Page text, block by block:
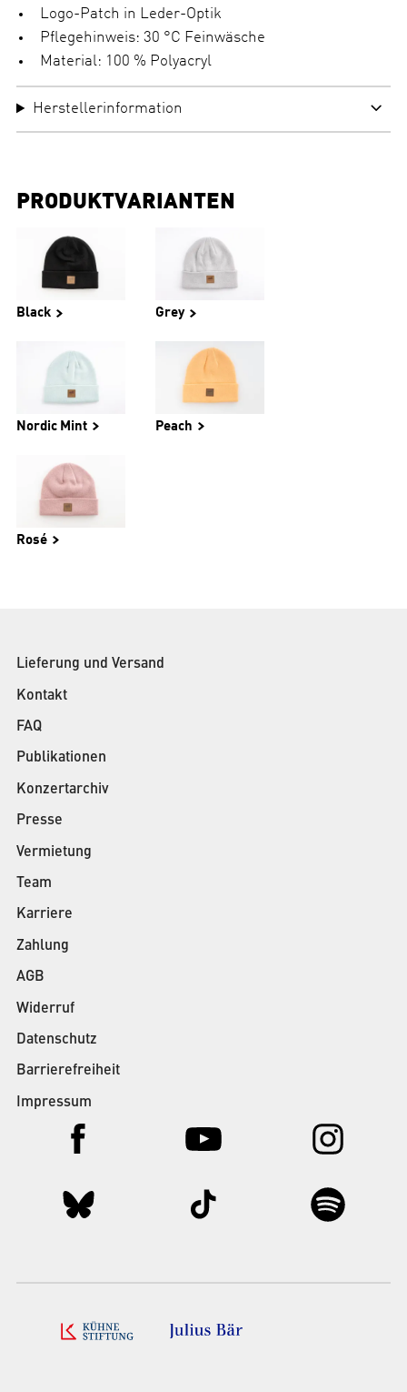
Logo-Patch in Leder-Optik
Pflegehinweis: 30 °C Feinwäsche
Material: 100 % Polyacryl
Herstellerinformation
PRODUKTVARIANTEN
Black Grey
Nordic Mint Peach
Rosé
Lieferung und Versand
Kontakt
FAQ
Publikationen
Konzertarchiv
Presse
Vermietung
Team
Karriere
Zahlung
AGB
Widerruf
Datenschutz
Barrierefreiheit
Impressum